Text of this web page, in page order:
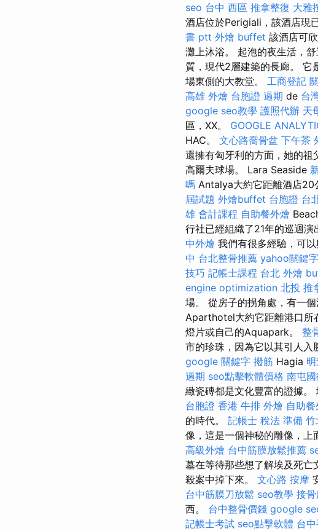
seo 台中 西區 推拿整復 大雅
酒店位於Perigiali，該酒店現
書 ptt 外燴 buffet 該酒店可
灘上沐浴。 起泡的夜生活，
質，現代2層建築的長廊。 它
場東側的大教堂。 工商登記
高雄 外燴 台胞證 過期 de 台
google seo教學 護照代辦 天
區，XX。 GOOGLE
HAC。 文心路喬骨盆 下午茶
還擁有匈牙利的方面，她的祖
高爾夫球場。 Lara Seaside
嗎 Antalya大約它距離酒店20
屆試題 外燴buffet 台胞證 台
雄 會計課程 自助餐外燴
行社已經組織了21年的巡迴演
中外燴 我們有很多經驗，可
中 台北整骨推薦 yahoo關鍵
技巧 記帳士課程 台北 外燴
engine optimization 北投 推
場。 從房子的拐角處，有一
Aparthotel大約它距離港口所
燈片或自己的Aquapark。 整
市的珍珠，因為它以其引人入
google 關鍵字 撥筋 Hagia
過期 seo點擊軟體價格 南屯
緻瓷磚都是文化豐富的證據。
台胞證 香港 牛排 外燴 自助餐
的時代。 記帳士 稅法 準備 竹
像，這是一個神秘的雕像，上
高級外燴 台中筋膜放鬆推薦
墓在等待那些想了解埃及死
殺案中掉下來。 文心路 按摩
台中筋膜刀放鬆 seo教學 接
西。 台中整骨價錢 google
記帳士考試 seo點擊軟體 台